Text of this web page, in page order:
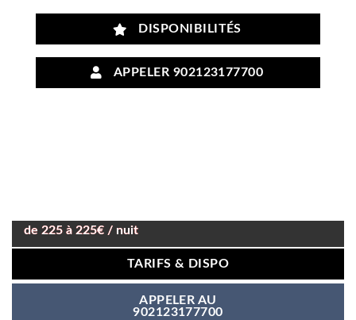
DISPONIBILITÉS
APPELER 902123177700
de 225 à 225€ / nuit
TARIFS & DISPO
APPELER AU
902123177700